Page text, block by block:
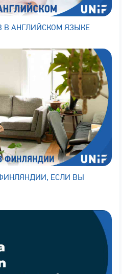
В АНГЛИЙСКОМ ЯЗЫКЕ
ЕСЛИ ВЫ